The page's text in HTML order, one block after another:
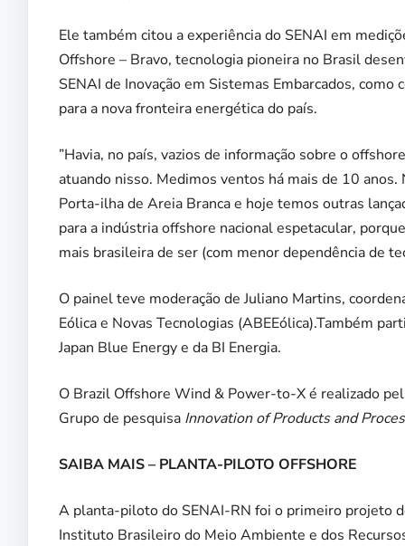
Ele também citou a experiência do SENAI em
Offshore – Bravo, tecnologia pioneira no Brasil
SENAI de Inovação em Sistemas Embarcados,
para a nova fronteira energética do país.
”Havia, no país, vazios de informação sobre o
atuando nisso. Medimos ventos há mais de 10 anos.
Porta-ilha de Areia Branca e hoje temos outras
para a indústria offshore nacional espetacular,
mais brasileira de ser (com menor dependência de
O painel teve moderação de Juliano Martins,
Eólica e Novas Tecnologias (ABEEólica).Também
Japan Blue Energy e da BI Energia.
O Brazil Offshore Wind & Power-to-X é realizado
Grupo de pesquisa Innovation of Products and
SAIBA MAIS – PLANTA-PILOTO OFFSHORE
A planta-piloto do SENAI-RN foi o primeiro projeto
Instituto Brasileiro do Meio Ambiente e dos